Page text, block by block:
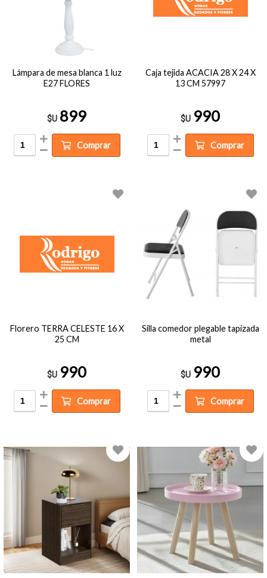
Lámpara de mesa blanca 1 luz
E27 FLORES
$U 899
Comprar
Caja tejida ACACIA 28 X 24 X
13 CM 57997
$U 990
Comprar
Florero TERRA CELESTE 16 X
25 CM
$U 990
Comprar
Silla comedor plegable tapizada
metal
$U 990
Comprar